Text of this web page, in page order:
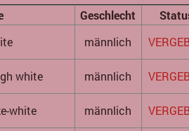
Geschlecht
männlich
white männlich
white männlich